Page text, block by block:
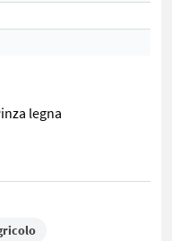
legna